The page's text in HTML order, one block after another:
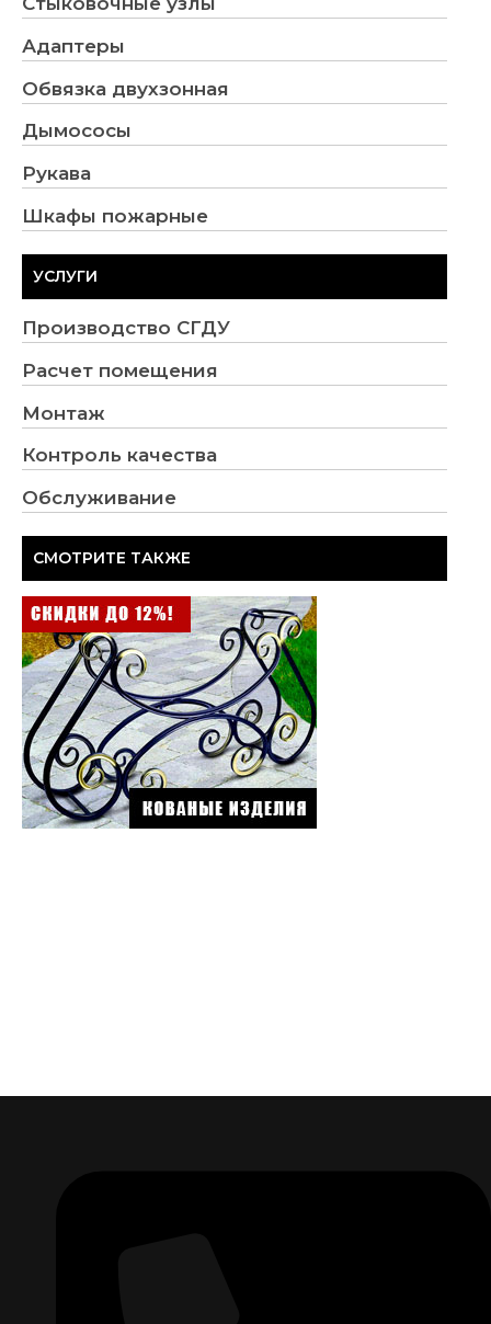
Адаптеры
Обвязка двухзонная
Дымососы
Рукава
Шкафы пожарные
УСЛУГИ
Производство СГДУ
Расчет помещения
Монтаж
Контроль качества
Обслуживание
СМОТРИТЕ ТАКЖЕ